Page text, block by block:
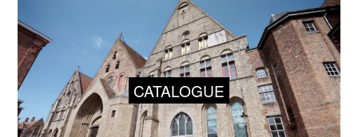
CATALOGUE